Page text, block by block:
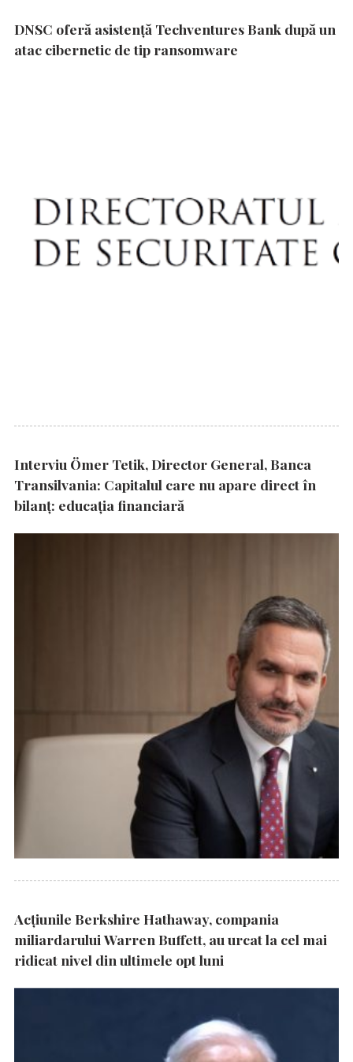
DNSC oferă asistență Techventures Bank după un
atac cibernetic de tip ransomware
Interviu Ömer Tetik, Director General, Banca
Transilvania: Capitalul care nu apare direct în
bilanț: educația financiară
Acțiunile Berkshire Hathaway, compania
miliardarului Warren Buffett, au urcat la cel mai
ridicat nivel din ultimele opt luni